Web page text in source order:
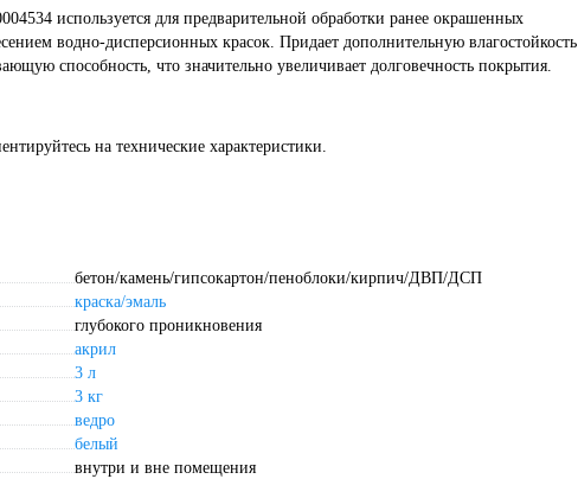
используется для предварительной обработки ранее окрашенных
водно-дисперсионных красок. Придает дополнительную влагостойкость
способность, что значительно увеличивает долговечность покрытия.
на технические характеристики.
бетон/камень/гипсокартон/пеноблоки/кирпич/ДВП/ДСП
краска/эмаль
глубокого проникновения
акрил
3 л
3 кг
ведро
белый
внутри и вне помещения